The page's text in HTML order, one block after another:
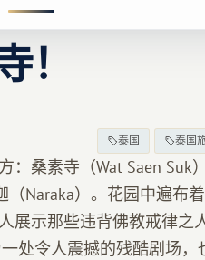
！
泰国 泰国
桑素寺（Wat Saen Suk）
（Naraka）。花园中遍布
展示那些违背佛教戒律之
处令人震撼的残酷剧场，